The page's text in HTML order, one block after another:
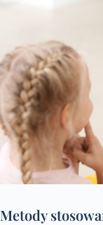
Metody